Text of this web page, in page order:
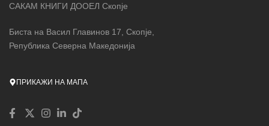
САКАМ КНИГИ ДООЕЛ Скопје
Биста на Васил Главинов 17, Скопје,
Република Северна Македонија
ПРИКАЖИ НА МАПА